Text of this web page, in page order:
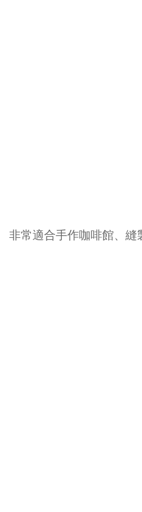
非常適合手作咖啡館、縫